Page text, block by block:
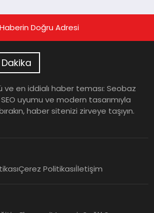
Haberin Doğru Adresi
ve en iddialı haber teması: Seobaz
SEO uyumu ve modern tasarımıyla
haber sitenizi zirveye taşıyın.
Çerez Politikasıİletişim